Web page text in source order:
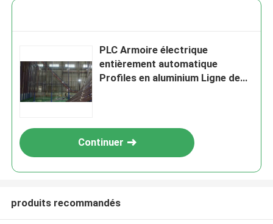
PLC Armoire électrique
entièrement automatique
Profiles en aluminium Ligne de
Continuer
produits recommandés